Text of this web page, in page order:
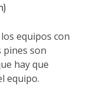
equipos con
pines son
hay que
equipo.